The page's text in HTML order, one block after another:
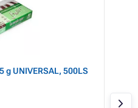
g UNIVERSAL, 500LS